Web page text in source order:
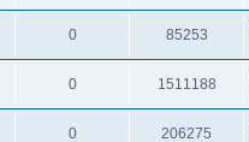
0 85253
0 1511188
0 206275